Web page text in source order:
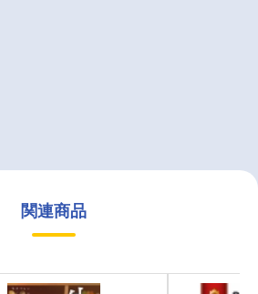
関連商品